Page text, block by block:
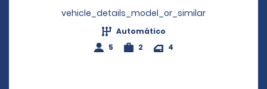
vehicle_details_model_or_similar
Automático
5
2 4